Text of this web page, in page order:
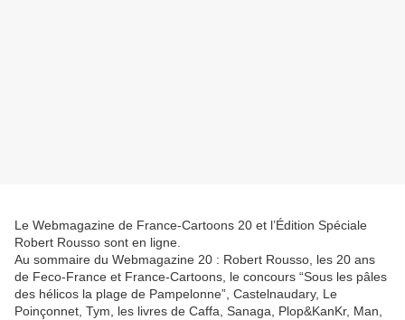
Le Webmagazine de France-Cartoons 20 et l’Édition Spéciale
Robert Rousso sont en ligne.
Au sommaire du Webmagazine 20 : Robert Rousso, les 20 ans
de Feco-France et France-Cartoons, le concours “Sous les pâles
des hélicos la plage de Pampelonne”, Castelnaudary, Le
Poinçonnet, Tym, les livres de Caffa, Sanaga, Plop&KanKr, Man,